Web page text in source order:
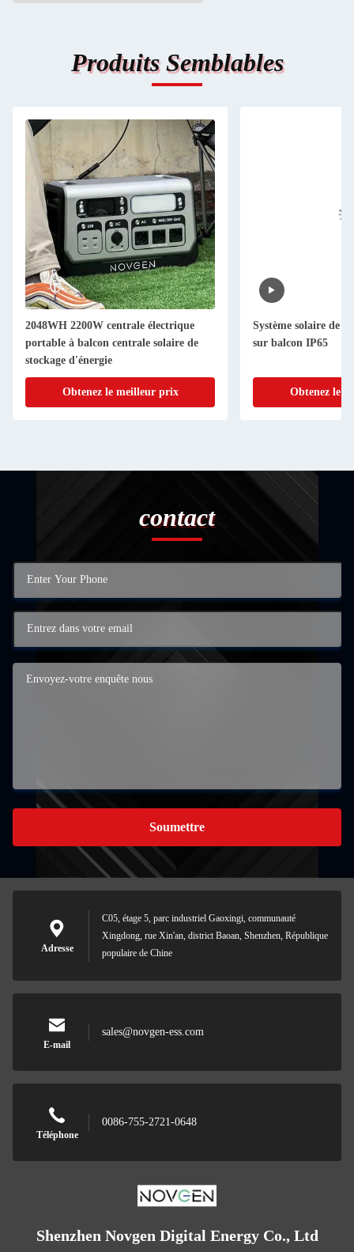
Produits Semblables
2048WH 2200W centrale électrique
portable à balcon centrale solaire de
stockage d'énergie
Obtenez le meilleur prix
Système solaire de
sur balcon IP65
Obtenez le
contact
Soumettre
Adresse
C05, étage 5, parc industriel Gaoxingi, communauté
Xingdong, rue Xin'an, district Baoan, Shenzhen, République
populaire de Chine
E-mail
sales@novgen-ess.com
Téléphone
0086-755-2721-0648
Shenzhen Novgen Digital Energy Co., Ltd